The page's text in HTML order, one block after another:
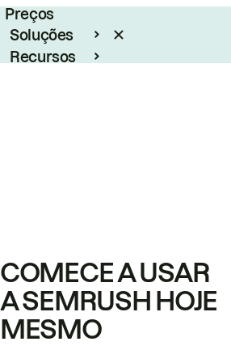
Preços
Soluções
Recursos
COMECE A USAR
A SEMRUSH HOJE
MESMO